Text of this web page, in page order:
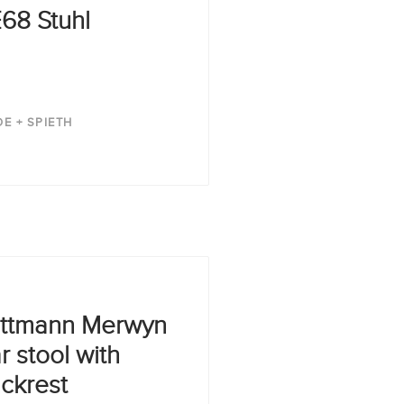
Stuhl
+ SPIETH
Merwyn
stool with